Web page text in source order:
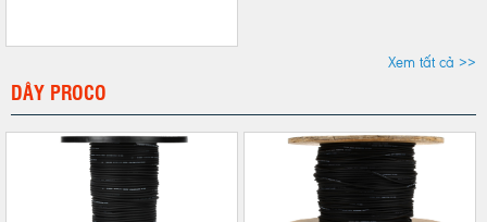
Xem tất cả >>
DÂY PROCO